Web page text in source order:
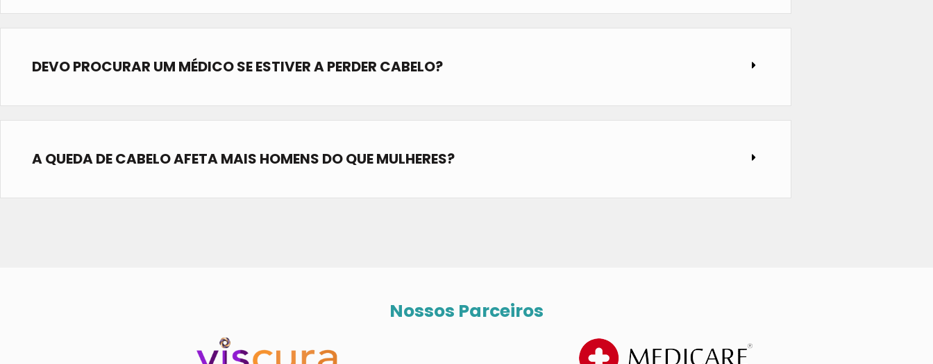
DEVO PROCURAR UM MÉDICO SE ESTIVER A PERDER CABELO?
A QUEDA DE CABELO AFETA MAIS HOMENS DO QUE MULHERES?
Nossos Parceiros